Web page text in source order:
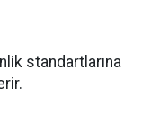
standartlarına